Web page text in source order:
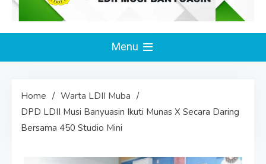
LDII MUSI BANYUASIN
Menu
Home
Warta LDII Muba
DPD LDII Musi Banyuasin Ikuti Munas X Secara Daring
Bersama 450 Studio Mini